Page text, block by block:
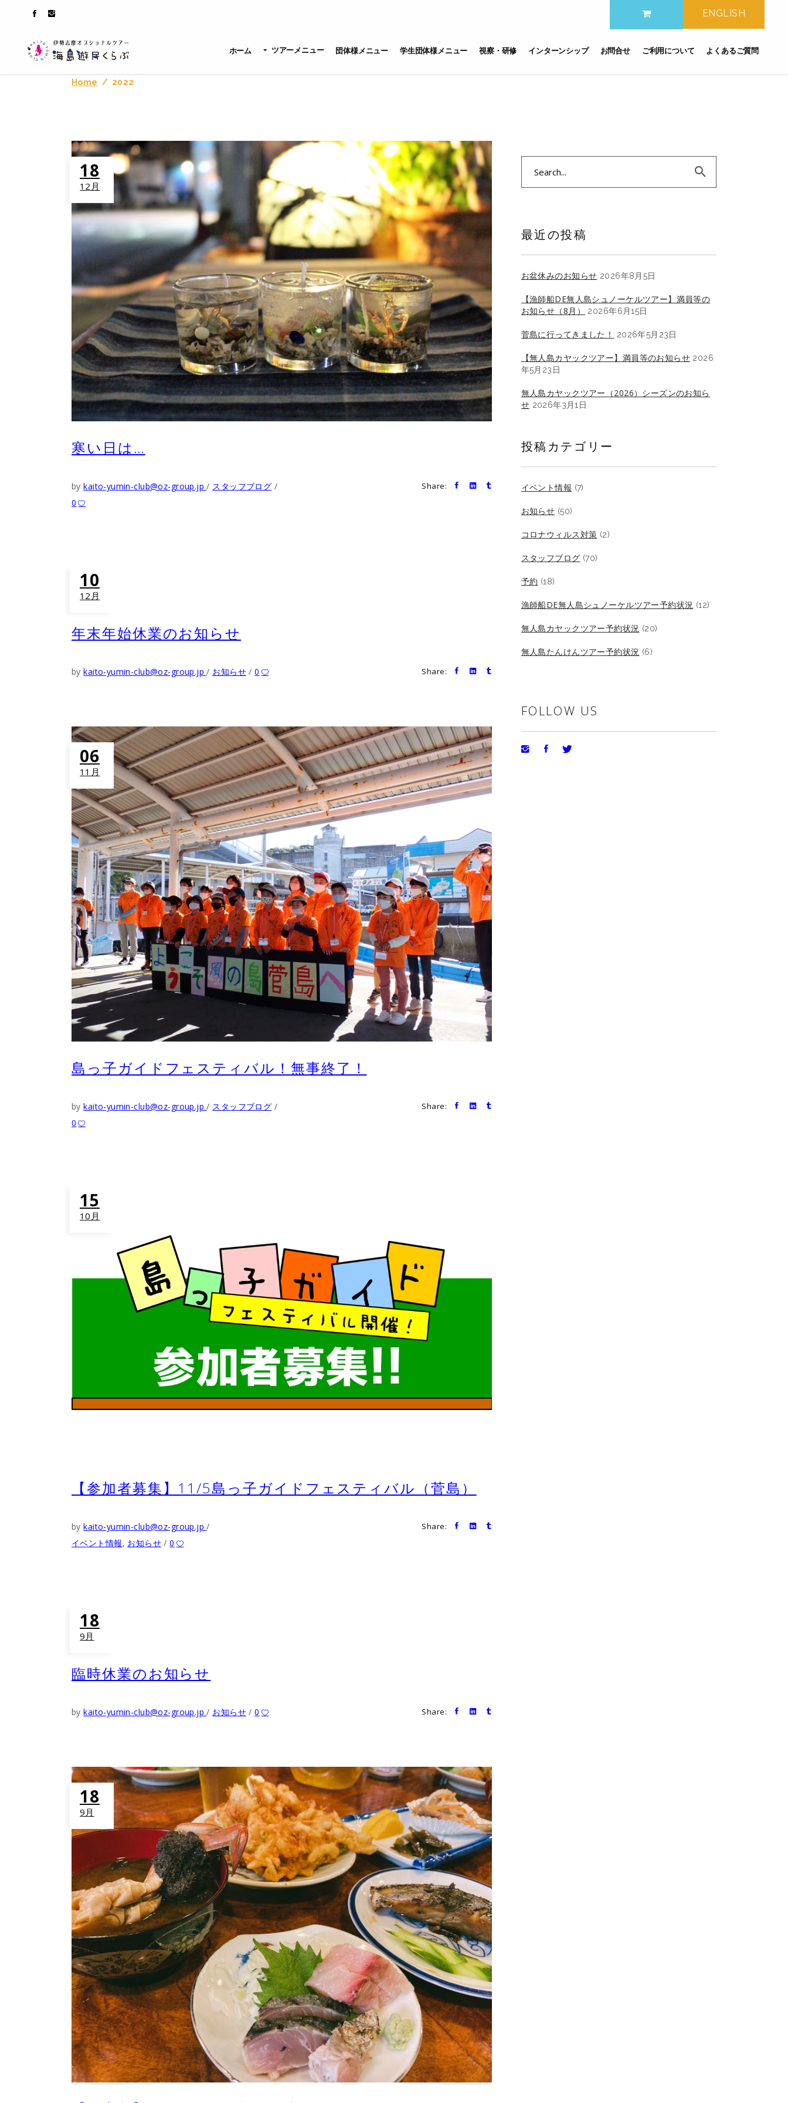
ENGLISH
ホーム ツアーメニュー 団体様メニュー 学生団体様メニュー 視察・研修 インターンシップ お問合せ ご利用について よくあるご質問
Home / 2022
18
12月
寒い日は…
bykaito-yumin-club@oz-group.jp
スタッフブログ
0
Share:
10
12月
年末年始休業のお知らせ
bykaito-yumin-club@oz-group.jp お知らせ 0 Share:
06
11月
島っ子ガイドフェスティバル！無事終了！
bykaito-yumin-club@oz-group.jp スタッフブログ
0
Share:
15
10月
【参加者募集】11/5島っ子ガイドフェスティバル（菅島）
bykaito-yumin-club@oz-group.jp
イベント情報, お知らせ 0
Share:
18
9月
臨時休業のお知らせ
bykaito-yumin-club@oz-group.jp お知らせ 0 Share:
18
9月
最近の投稿
お盆休みのお知らせ 2026年8月5日
【漁師船DE無人島シュノーケルツアー】満員等の
お知らせ（8月）
2026年6月15日
菅島に行ってきました！ 2026年5月23日
【無人島カヤックツアー】満員等のお知らせ 2026
年5月23日
無人島カヤックツアー（2026）シーズンのお知ら
せ 2026年3月1日
投稿カテゴリー
イベント情報 (7)
お知らせ (50)
コロナウィルス対策 (2)
スタッフブログ (70)
予約 (18)
漁師船DE無人島シュノーケルツアー予約状況 (12)
無人島カヤックツアー予約状況 (20)
無人島たんけんツアー予約状況 (6)
FOLLOW US